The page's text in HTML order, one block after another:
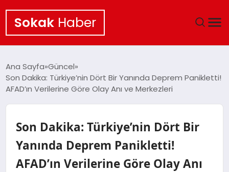
Sokak Haber
EKONOMI
KÜLTÜR SANAT
Ana Sayfa Güncel
Son Dakika: Türkiye’nin Dört Bir Yanında Deprem Panikletti!
AFAD’ın Verilerine Göre Olay Anı ve Merkezleri
Son Dakika: Türkiye’nin Dört Bir
Yanında Deprem Panikletti!
AFAD’ın Verilerine Göre Olay Anı